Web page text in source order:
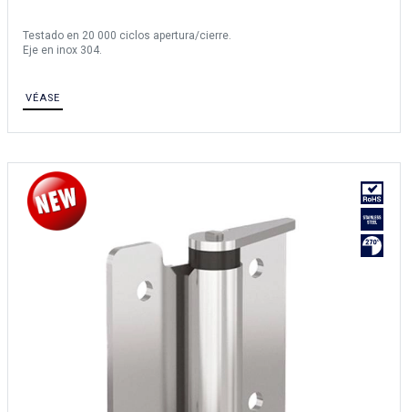
Testado en 20 000 ciclos apertura/cierre.
Eje en inox 304.
VÉASE